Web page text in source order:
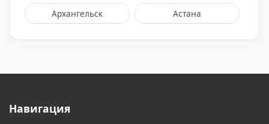
Архангельск Астана
Белореченск
Навигация